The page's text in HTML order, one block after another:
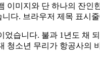
이미지와 단 하나의 잔인
다. 브라우저 제목 표시
었습니다. 불과 1년도 채
청소년 무리가 항공사